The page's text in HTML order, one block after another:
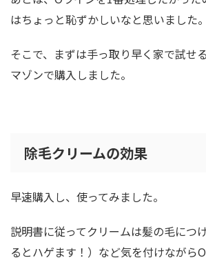
はちょっと恥ずかしいなと思いました。
そこで、まずは手っ取り早く家で試せ
マゾンで購入しました。
除毛クリームの効果
早速購入し、使ってみました。
説明書に従ってクリームは髪の毛につ
るとハゲます！）など気を付けながら